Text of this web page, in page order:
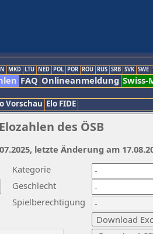
MKD LTU NED POL POR ROU RUS SRB SVK SWE
FAQ Onlineanmeldung Swiss-
Vorschau Elo FIDE
des ÖSB
Kategorie
Geschlecht
Spielberechtigung
letzte Änderung am